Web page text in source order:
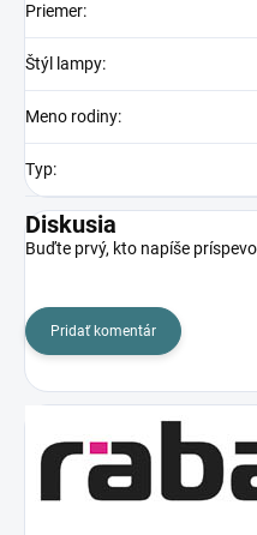
Priemer:
Štýl lampy:
Meno rodiny:
Typ:
Diskusia
Buďte prvý, kto napíše
Pridať komentár